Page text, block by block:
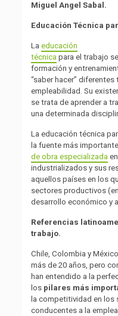
Miguel Angel Sabal.
Educación Técnica
La educación
técnica para el trabajo
formación y
“saber hacer”
empleabilidad. Su
se trata de aprender a
una determinada
La educación técnica
la fuente más
de obra especializada
industrializados y sus
aquellos países en los
sectores productivos
desarrollo económico y
Referencias
trabajo.
Chile, Colombia y
más de 20 años, pero
han entendido a la
los pilares más
la competitividad en
conducentes a la